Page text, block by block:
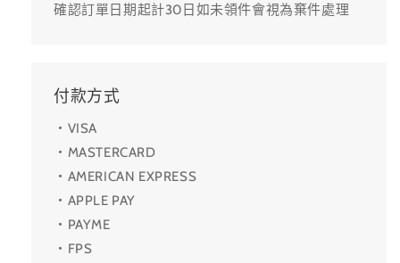
確認訂單日期起計30日如未領件會視為棄件處理
付款方式
・VISA
・MASTERCARD
・AMERICAN EXPRESS
・APPLE PAY
・PAYME
・FPS